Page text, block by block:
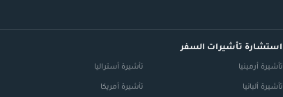
استشارة تأشيرات السفر
تأشيرة أرمينيا تأشيرة أستراليا
تأشيرة ألبانيا تأشيرة أمريكا